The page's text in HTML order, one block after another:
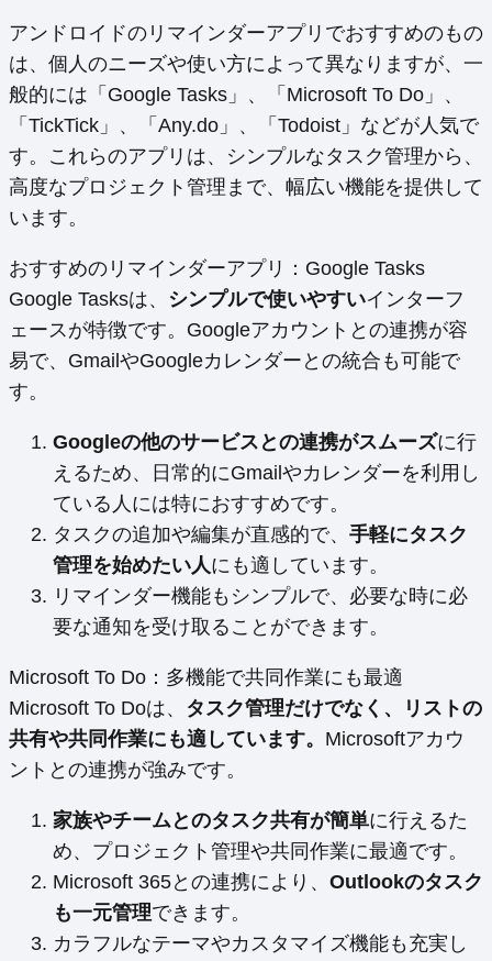
アンドロイドのリマインダーアプリでおすすめのもの
は、個人のニーズや使い方によって異なりますが、一
般的には「Google Tasks」、「Microsoft To Do」、
「TickTick」、「Any.do」、「Todoist」などが人気で
す。これらのアプリは、シンプルなタスク管理から、
高度なプロジェクト管理まで、幅広い機能を提供して
います。
おすすめのリマインダーアプリ：Google Tasks
Google Tasksは、 シンプルで使いやすいインターフ
ェースが特徴です。Googleアカウントとの連携が容
易で、GmailやGoogleカレンダーとの統合も可能で
す。
Googleの他のサービスとの連携がスムーズに行
えるため、日常的にGmailやカレンダーを利用し
ている人には特におすすめです。
タスクの追加や編集が直感的で、 手軽にタスク
管理を始めたい人にも適しています。
リマインダー機能もシンプルで、必要な時に必
要な通知を受け取ることができます。
Microsoft To Do：多機能で共同作業にも最適
Microsoft To Doは、 タスク管理だけでなく、リストの
共有や共同作業にも適しています。 Microsoftアカウ
ントとの連携が強みです。
家族やチームとのタスク共有が簡単に行えるた
め、プロジェクト管理や共同作業に最適です。
Microsoft 365との連携により、 Outlookのタスク
も一元管理できます。
カラフルなテーマやカスタマイズ機能も充実し